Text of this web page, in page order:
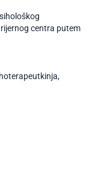
centra putem